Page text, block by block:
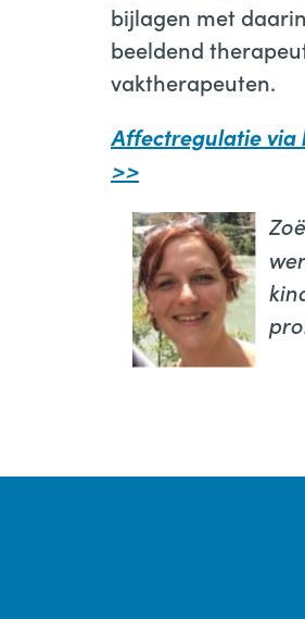
bijlagen met
beeldend
vaktherapeuten.
Affectregulatie via
>>